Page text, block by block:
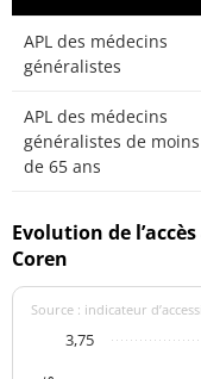
APL des médecins
généralistes
APL des médecins
généralistes de moins
de 65 ans
Evolution de
Coren
Source : indicateur
3,75